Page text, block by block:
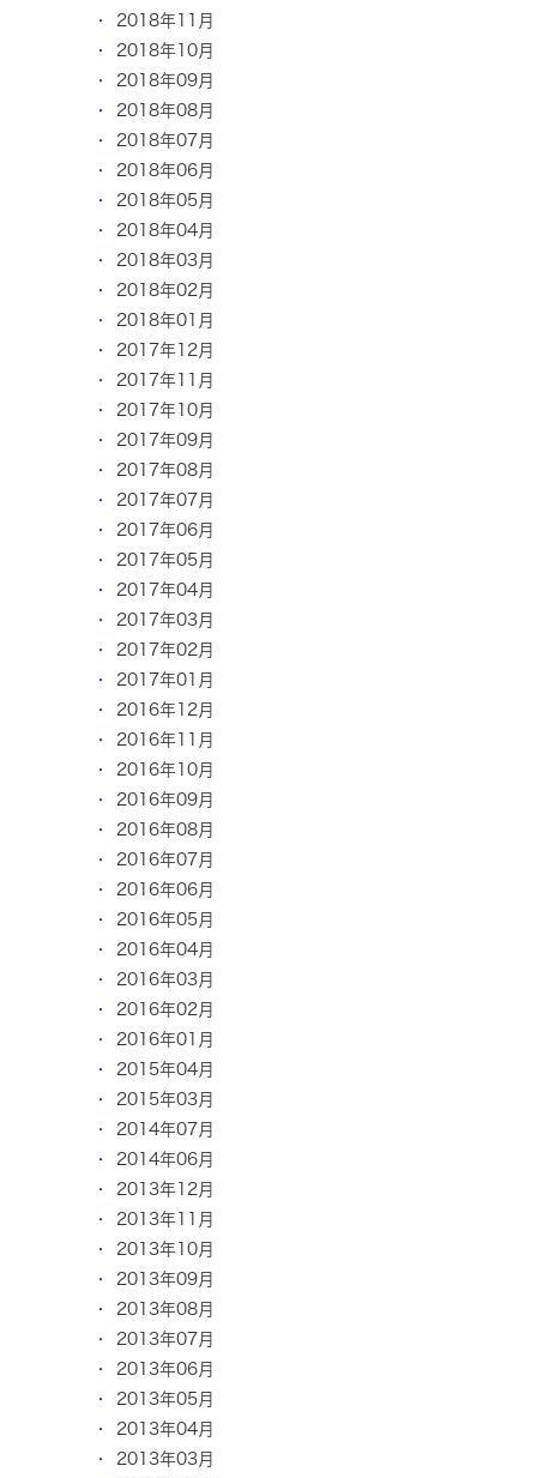
2018年11月
2018年10月
2018年09月
2018年08月
2018年07月
2018年06月
2018年05月
2018年04月
2018年03月
2018年02月
2018年01月
2017年12月
2017年11月
2017年10月
2017年09月
2017年08月
2017年07月
2017年06月
2017年05月
2017年04月
2017年03月
2017年02月
2017年01月
2016年12月
2016年11月
2016年10月
2016年09月
2016年08月
2016年07月
2016年06月
2016年05月
2016年04月
2016年03月
2016年02月
2016年01月
2015年04月
2015年03月
2014年07月
2014年06月
2013年12月
2013年11月
2013年10月
2013年09月
2013年08月
2013年07月
2013年06月
2013年05月
2013年04月
2013年03月